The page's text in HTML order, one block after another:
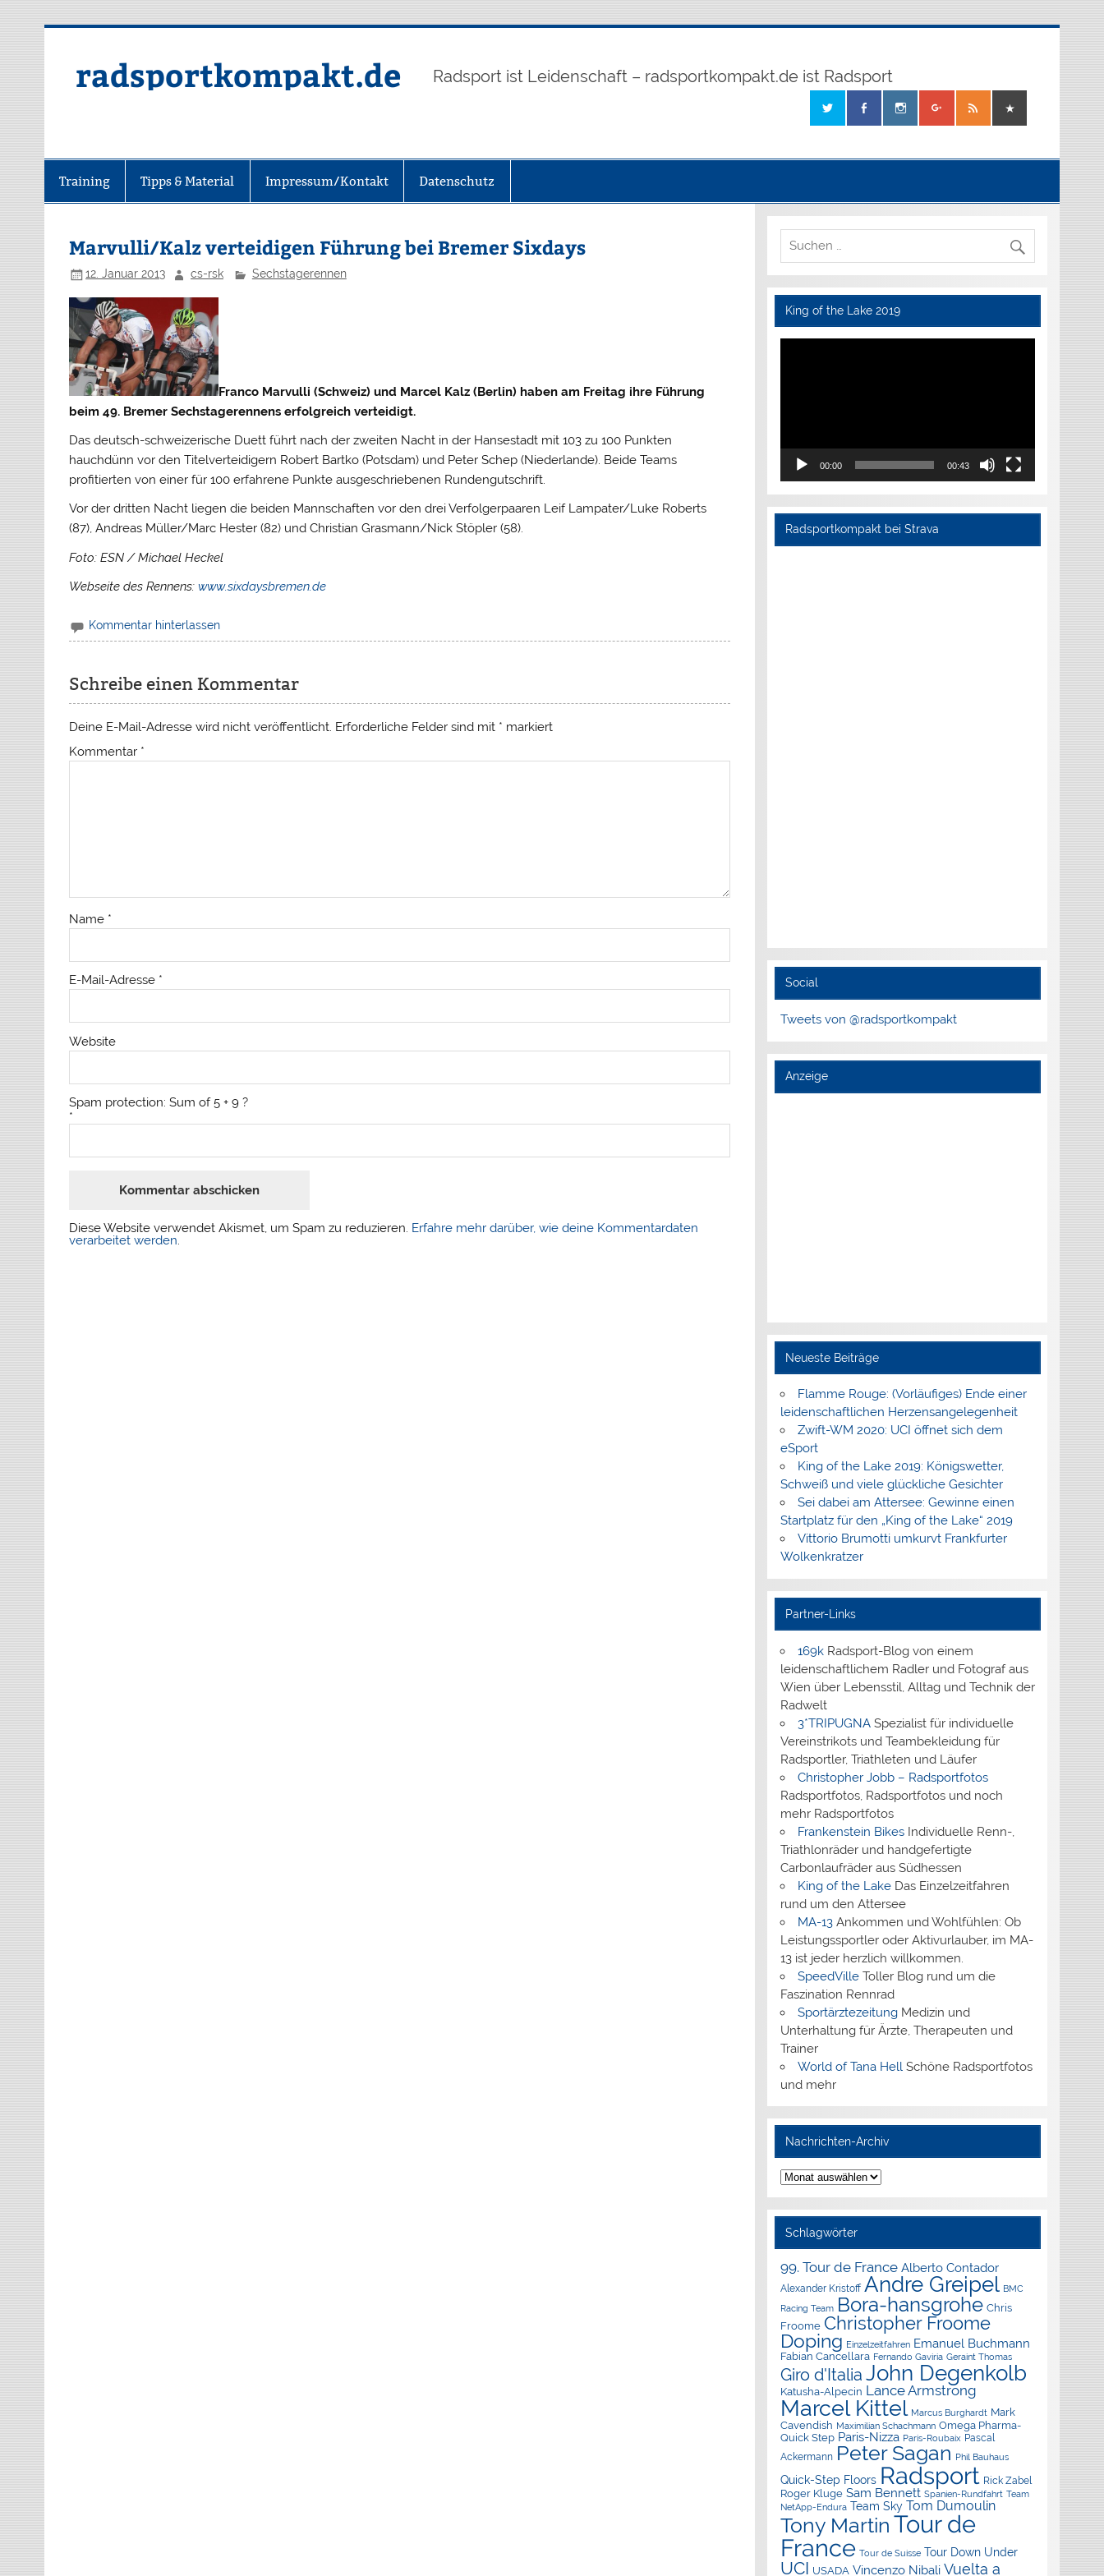
radsportkompakt.de Radsport ist Leidenschaft – radsportkompakt.de ist Radsport
Training Tipps & Material Impressum/Kontakt Datenschutz
Marvulli/Kalz verteidigen Führung bei Bremer Sixdays
12. Januar 2013 cs-rsk Sechstagerennen
Franco Marvulli (Schweiz) und Marcel Kalz (Berlin) haben am Freitag ihre Führung
beim 49. Bremer Sechstagerennens erfolgreich verteidigt.
Das deutsch-schweizerische Duett führt nach der zweiten Nacht in der Hansestadt mit 103 zu 100 Punkten
hauchdünn vor den Titelverteidigern Robert Bartko (Potsdam) und Peter Schep (Niederlande). Beide Teams
profitierten von einer für 100 erfahrene Punkte ausgeschriebenen Rundengutschrift.
Vor der dritten Nacht liegen die beiden Mannschaften vor den drei Verfolgerpaaren Leif Lampater/Luke Roberts
(87), Andreas Müller/Marc Hester (82) und Christian Grasmann/Nick Stöpler (58).
Foto: ESN / Michael Heckel
Webseite des Rennens:www.sixdaysbremen.de
Kommentar hinterlassen
Schreibe einen Kommentar
Deine E-Mail-Adresse wird nicht veröffentlicht. Erforderliche Felder sind mit * markiert
Kommentar *
Name *
E-Mail-Adresse *
Website
Spam protection: Sum of 5 + 9 ?
*
Diese Website verwendet Akismet, um Spam zu reduzieren. Erfahre mehr darüber, wie deine Kommentardaten
verarbeitet werden.
King of the Lake 2019
Video-
00:00 00:43
Radsportkompakt bei Strava
Social
Tweets von @radsportkompakt
Anzeige
Neueste Beiträge
Flamme Rouge: (Vorläufiges) Ende einer
leidenschaftlichen Herzensangelegenheit
Zwift-WM 2020: UCI öffnet sich dem
eSport
King of the Lake 2019: Königswetter,
Schweiß und viele glückliche Gesichter
Sei dabei am Attersee: Gewinne einen
Startplatz für den „King of the Lake“ 2019
Vittorio Brumotti umkurvt Frankfurter
Wolkenkratzer
Partner-Links
169kRadsport-Blog von einem
leidenschaftlichem Radler und Fotograf aus
Wien über Lebensstil, Alltag und Technik der
Radwelt
3*TRIPUGNASpezialist für individuelle
Vereinstrikots und Teambekleidung für
Radsportler, Triathleten und Läufer
Christopher Jobb – Radsportfotos
Radsportfotos, Radsportfotos und noch
mehr Radsportfotos
Frankenstein BikesIndividuelle Renn-,
Triathlonräder und handgefertigte
Carbonlaufräder aus Südhessen
King of the LakeDas Einzelzeitfahren
rund um den Attersee
MA-13Ankommen und Wohlfühlen: Ob
Leistungssportler oder Aktivurlauber, im MA-
13 ist jeder herzlich willkommen.
SpeedVilleToller Blog rund um die
Faszination Rennrad
SportärztezeitungMedizin und
Unterhaltung für Ärzte, Therapeuten und
Trainer
World of Tana Hell Schöne Radsportfotos
und mehr
Nachrichten-Archiv
Nachrichten-
Archiv
Schlagwörter
99. Tour de France Alberto Contador
Alexander Kristoff Andre Greipel BMC
Racing Team Bora-hansgrohe Chris
Froome Christopher Froome
Doping Einzelzeitfahren Emanuel Buchmann
Fabian Cancellara Fernando Gaviria Geraint Thomas
Giro d'Italia John Degenkolb
Katusha-Alpecin Lance Armstrong
Marcel Kittel Marcus Burghardt Mark
Cavendish Maximilian Schachmann Omega Pharma-
Quick Step Paris-Nizza Paris-Roubaix Pascal
Ackermann Peter Sagan Phil Bauhaus
Quick-Step Floors Radsport Rick Zabel
Roger Kluge Sam Bennett Spanien-Rundfahrt Team
NetApp-Endura Team Sky Tom Dumoulin
Tony Martin Tour de
France Tour de Suisse Tour Down Under
UCI USADA Vincenzo Nibali Vuelta a